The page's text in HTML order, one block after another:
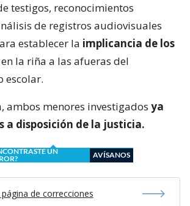
testigos, reconocimientos
de registros audiovisuales
establecer la implicancia de los
en la riña a las afueras del
escolar.
ambos menores investigados ya
a disposición de la justicia.
UN
AVÍSANOS
de correcciones